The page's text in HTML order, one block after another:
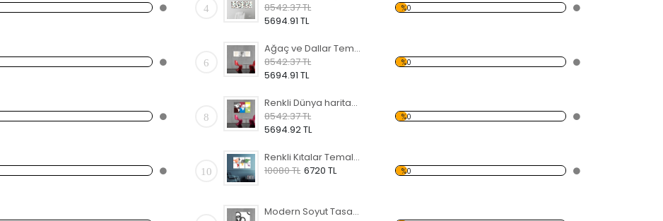
4
8542.37 TL
5694.91 TL
%0
6
Ağaç ve Dallar Temalı Kanvas Tablo
8542.37 TL
5694.91 TL
%0
8
Renkli Dünya haritası Temalı Kanvas Tablo
8542.37 TL
5694.92 TL
%0
10
Renkli Kıtalar Temalı Kanvas Tablo
10080 TL 6720 TL %0
Modern Soyut Tasarım 7 Temalı Kanvas Tablo